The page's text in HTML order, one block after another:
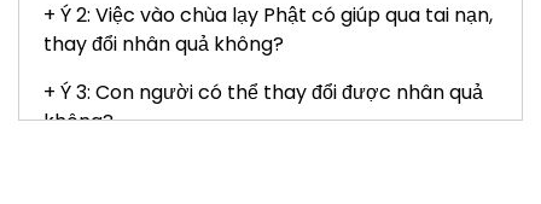
+ Ý 2: Việc vào chùa lạy Phật có giúp qua tai nạn,
thay đổi nhân quả không?
+ Ý 3: Con người có thể thay đổi được nhân quả
không?